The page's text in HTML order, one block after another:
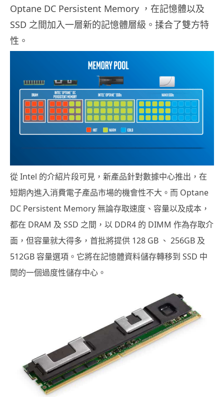
Optane DC Persistent Memory ，在記憶體以及
SSD 之間加入一層新的記憶體層級。揉合了雙方特
性。
從 Intel 的介紹片段可見，新產品針對數據中心推出，在
短期內進入消費電子產品市場的機會性不大。而 Optane
DC Persistent Memory 無論存取速度、容量以及成本，
都在 DRAM 及 SSD 之間，以 DDR4 的 DIMM 作為存取介
面，但容量就大得多，首批將提供 128 GB 、 256GB 及
512GB 容量選項。它將在記憶體資料儲存轉移到 SSD 中
間的一個過度性儲存中心。